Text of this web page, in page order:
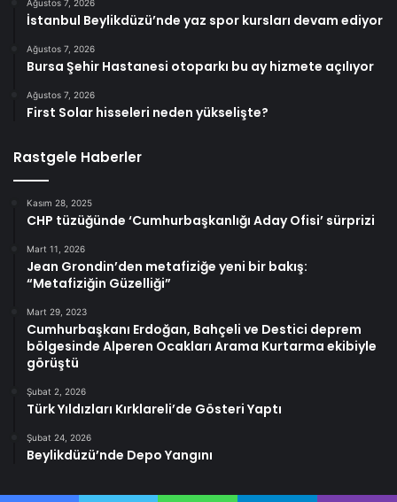
Ağustos 7, 2026
İstanbul Beylikdüzü’nde yaz spor kursları devam ediyor
Ağustos 7, 2026
Bursa Şehir Hastanesi otoparkı bu ay hizmete açılıyor
Ağustos 7, 2026
First Solar hisseleri neden yükselişte?
Rastgele Haberler
Kasım 28, 2025
CHP tüzüğünde ‘Cumhurbaşkanlığı Aday Ofisi’ sürprizi
Mart 11, 2026
Jean Grondin’den metafiziğe yeni bir bakış:
“Metafiziğin Güzelliği”
Mart 29, 2023
Cumhurbaşkanı Erdoğan, Bahçeli ve Destici deprem
bölgesinde Alperen Ocakları Arama Kurtarma ekibiyle
görüştü
Şubat 2, 2026
Türk Yıldızları Kırklareli’de Gösteri Yaptı
Şubat 24, 2026
Beylikdüzü’nde Depo Yangını